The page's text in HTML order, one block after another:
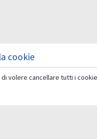
cookie
di volere cancellare tutti i